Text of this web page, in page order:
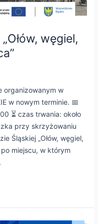
węgiel,
organizowanym w
w nowym terminie. 📅
⏳ czas trwania: około
przy skrzyżowaniu
Śląskiej „Ołów, węgiel,
miejscu, w którym